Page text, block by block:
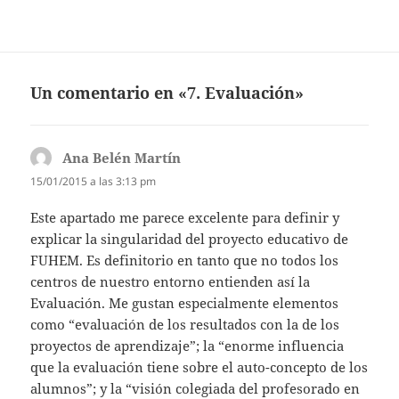
Un comentario en «7. Evaluación»
Ana Belén Martín
15/01/2015 a las 3:13 pm
Este apartado me parece excelente para definir y
explicar la singularidad del proyecto educativo de
FUHEM. Es definitorio en tanto que no todos los
centros de nuestro entorno entienden así la
Evaluación. Me gustan especialmente elementos
como “evaluación de los resultados con la de los
proyectos de aprendizaje”; la “enorme influencia
que la evaluación tiene sobre el auto-concepto de los
alumnos”; y la “visión colegiada del profesorado en